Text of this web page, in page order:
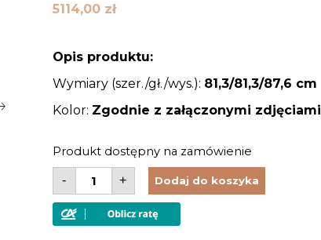
5114,00 zł
Opis produktu:
Wymiary (szer./gł./wys.): 81,3/81,3/87,6 cm
Kolor: Zgodnie z załączonymi zdjęciami
Produkt dostępny na zamówienie
-
ilość
Żyrandol
lampa
wisząca
9
+ Dodaj do koszyka